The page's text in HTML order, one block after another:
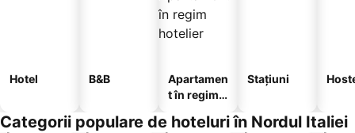
Hotel B&B
Apartamen
t în regim
Stațiuni
Categorii populare de hoteluri în Nordul Italiei